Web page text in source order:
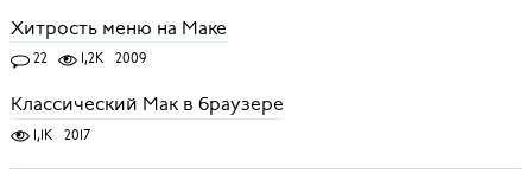
Хитрость меню на Маке
22 1,2K 2009
Классический Мак в браузере
1,1K 2017